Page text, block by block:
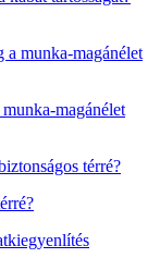
magánélet